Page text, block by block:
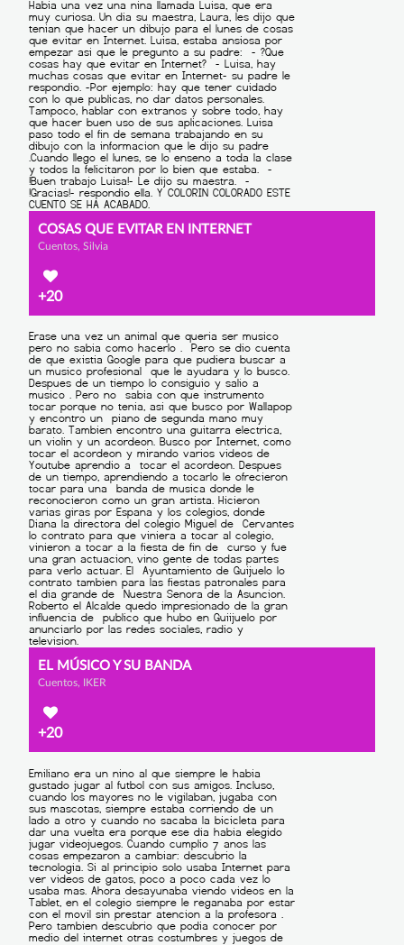
COSAS QUE EVITAR EN INTERNET
Cuentos, Silvia
+20
EL MÚSICO Y SU BANDA
Cuentos, IKER
+20